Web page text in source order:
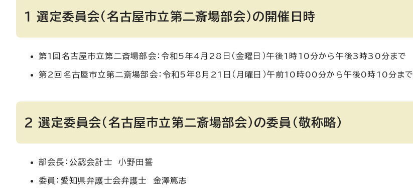
1 選定委員会（名古屋市立第二斎場部会）の開催日時
第1回名古屋市立第二斎場部会：令和5年4月28日（金曜日）午後1時10分から午後3時30分まで
第2回名古屋市立第二斎場部会：令和5年8月21日（月曜日）午前10時00分から午後0時10分まで
2 選定委員会（名古屋市立第二斎場部会）の委員（敬称略）
部会長：公認会計士 小野田誓
委員：愛知県弁護士会弁護士 金澤篤志